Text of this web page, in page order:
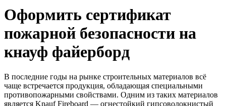
Оформить сертификат
пожарной безопасности на
кнауф файерборд
В последние годы на рынке строительных материалов всё
чаще встречается продукция, обладающая специальными
противопожарными свойствами. Одним из таких материалов
является Knauf Fireboard — огнестойкий гипсоволокнистый